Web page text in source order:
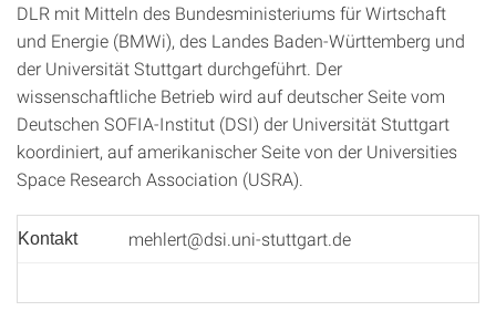
DLR mit Mitteln des Bundesministeriums für Wirtschaft
und Energie (BMWi), des Landes Baden-Württemberg und
der Universität Stuttgart durchgeführt. Der
wissenschaftliche Betrieb wird auf deutscher Seite vom
Deutschen SOFIA-Institut (DSI) der Universität Stuttgart
koordiniert, auf amerikanischer Seite von der Universities
Space Research Association (USRA).
Kontakt mehlert@dsi.uni-stuttgart.de